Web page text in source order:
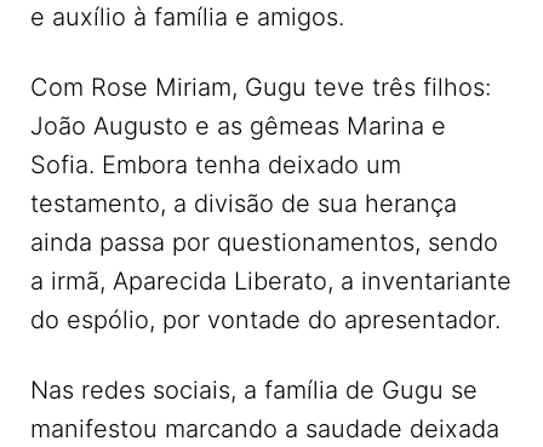
e auxílio à família e amigos.
Com Rose Miriam, Gugu teve três filhos:
João Augusto e as gêmeas Marina e
Sofia. Embora tenha deixado um
testamento, a divisão de sua herança
ainda passa por questionamentos, sendo
a irmã, Aparecida Liberato, a inventariante
do espólio, por vontade do apresentador.
Nas redes sociais, a família de Gugu se
manifestou marcando a saudade deixada